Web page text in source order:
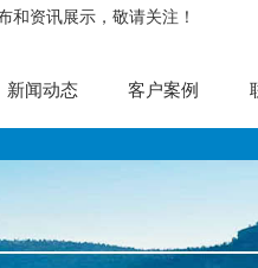
和资讯展示，敬请关注！
新闻动态 客户案例